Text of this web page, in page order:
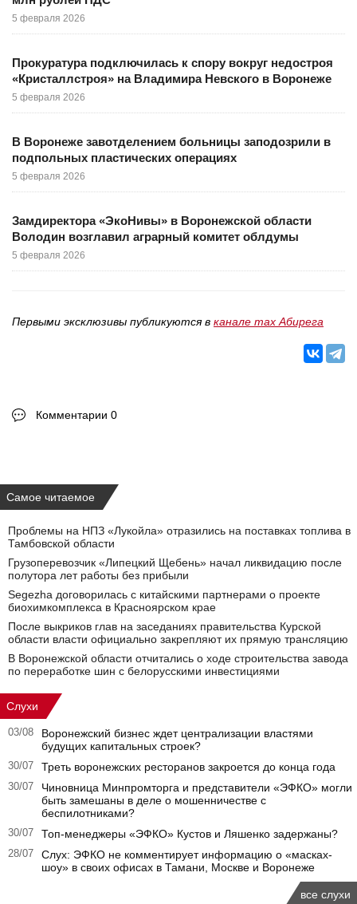
5 февраля 2026
Прокуратура подключилась к спору вокруг недостроя
«Кристаллстроя» на Владимира Невского в Воронеже
5 февраля 2026
В Воронеже завотделением больницы заподозрили в
подпольных пластических операциях
5 февраля 2026
Замдиректора «ЭкоНивы» в Воронежской области
Володин возглавил аграрный комитет облдумы
5 февраля 2026
Первыми эксклюзивы публикуются в канале max Абирега
Комментарии 0
Самое читаемое
Проблемы на НПЗ «Лукойла» отразились на поставках топлива в
Тамбовской области
Грузоперевозчик «Липецкий Щебень» начал ликвидацию после
полутора лет работы без прибыли
Segezha договорилась с китайскими партнерами о проекте
биохимкомплекса в Красноярском крае
После выкриков глав на заседаниях правительства Курской
области власти официально закрепляют их прямую трансляцию
В Воронежской области отчитались о ходе строительства завода
по переработке шин с белорусскими инвестициями
Слухи
03/08
Воронежский бизнес ждет централизации властями
будущих капитальных строек?
30/07 Треть воронежских ресторанов закроется до конца года
30/07
Чиновница Минпромторга и представители «ЭФКО» могли
быть замешаны в деле о мошенничестве с
беспилотниками?
30/07 Топ-менеджеры «ЭФКО» Кустов и Ляшенко задержаны?
28/07
Слух: ЭФКО не комментирует информацию о «масках-
шоу» в своих офисах в Тамани, Москве и Воронеже
все слухи